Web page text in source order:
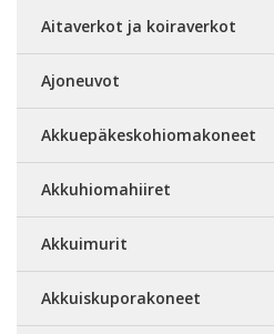
Aitaverkot ja koiraverkot
Ajoneuvot
Akkuepäkeskohiomakoneet
Akkuhiomahiiret
Akkuimurit
Akkuiskuporakoneet